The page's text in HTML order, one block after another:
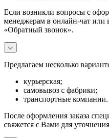
Если возникли вопросы с
менеджерам в онлайн-чат или
«Обратный звонок».
Предлагаем несколько
курьерская;
самовывоз с фабрики;
транспортные компании.
После оформления заказа
свяжется с Вами для